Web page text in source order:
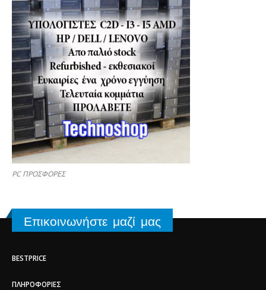
PC ΠΡΟΣΦΟΡΕΣ
Επικοινωνήστε μαζί μας
BESTPRICE
ΠΛΗΡΟΦΟΡΊΕΣ